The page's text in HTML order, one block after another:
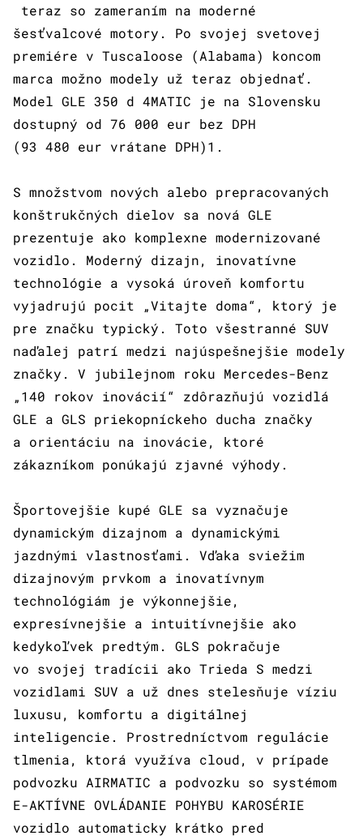
teraz so zameraním na moderné
šesťvalcové motory. Po svojej svetovej
premiére v Tuscaloose (Alabama) koncom
marca možno modely už teraz objednať.
Model GLE 350 d 4MATIC je na Slovensku
dostupný od 76 000 eur bez DPH
(93 480 eur vrátane DPH)1.
S množstvom nových alebo prepracovaných
konštrukčných dielov sa nová GLE
prezentuje ako komplexne modernizované
vozidlo. Moderný dizajn, inovatívne
technológie a vysoká úroveň komfortu
vyjadrujú pocit „Vitajte doma“, ktorý je
pre značku typický. Toto všestranné SUV
naďalej patrí medzi najúspešnejšie modely
značky. V jubilejnom roku Mercedes-Benz
„140 rokov inovácií“ zdôrazňujú vozidlá
GLE a GLS priekopníckeho ducha značky
a orientáciu na inovácie, ktoré
zákazníkom ponúkajú zjavné výhody.
Športovejšie kupé GLE sa vyznačuje
dynamickým dizajnom a dynamickými
jazdnými vlastnosťami. Vďaka sviežim
dizajnovým prvkom a inovatívnym
technológiám je výkonnejšie,
expresívnejšie a intuitívnejšie ako
kedykoľvek predtým. GLS pokračuje
vo svojej tradícii ako Trieda S medzi
vozidlami SUV a už dnes stelesňuje víziu
luxusu, komfortu a digitálnej
inteligencie. Prostredníctvom regulácie
tlmenia, ktorá využíva cloud, v prípade
podvozku AIRMATIC a podvozku so systémom
E-AKTÍVNE OVLÁDANIE POHYBU KAROSÉRIE
vozidlo automaticky krátko pred